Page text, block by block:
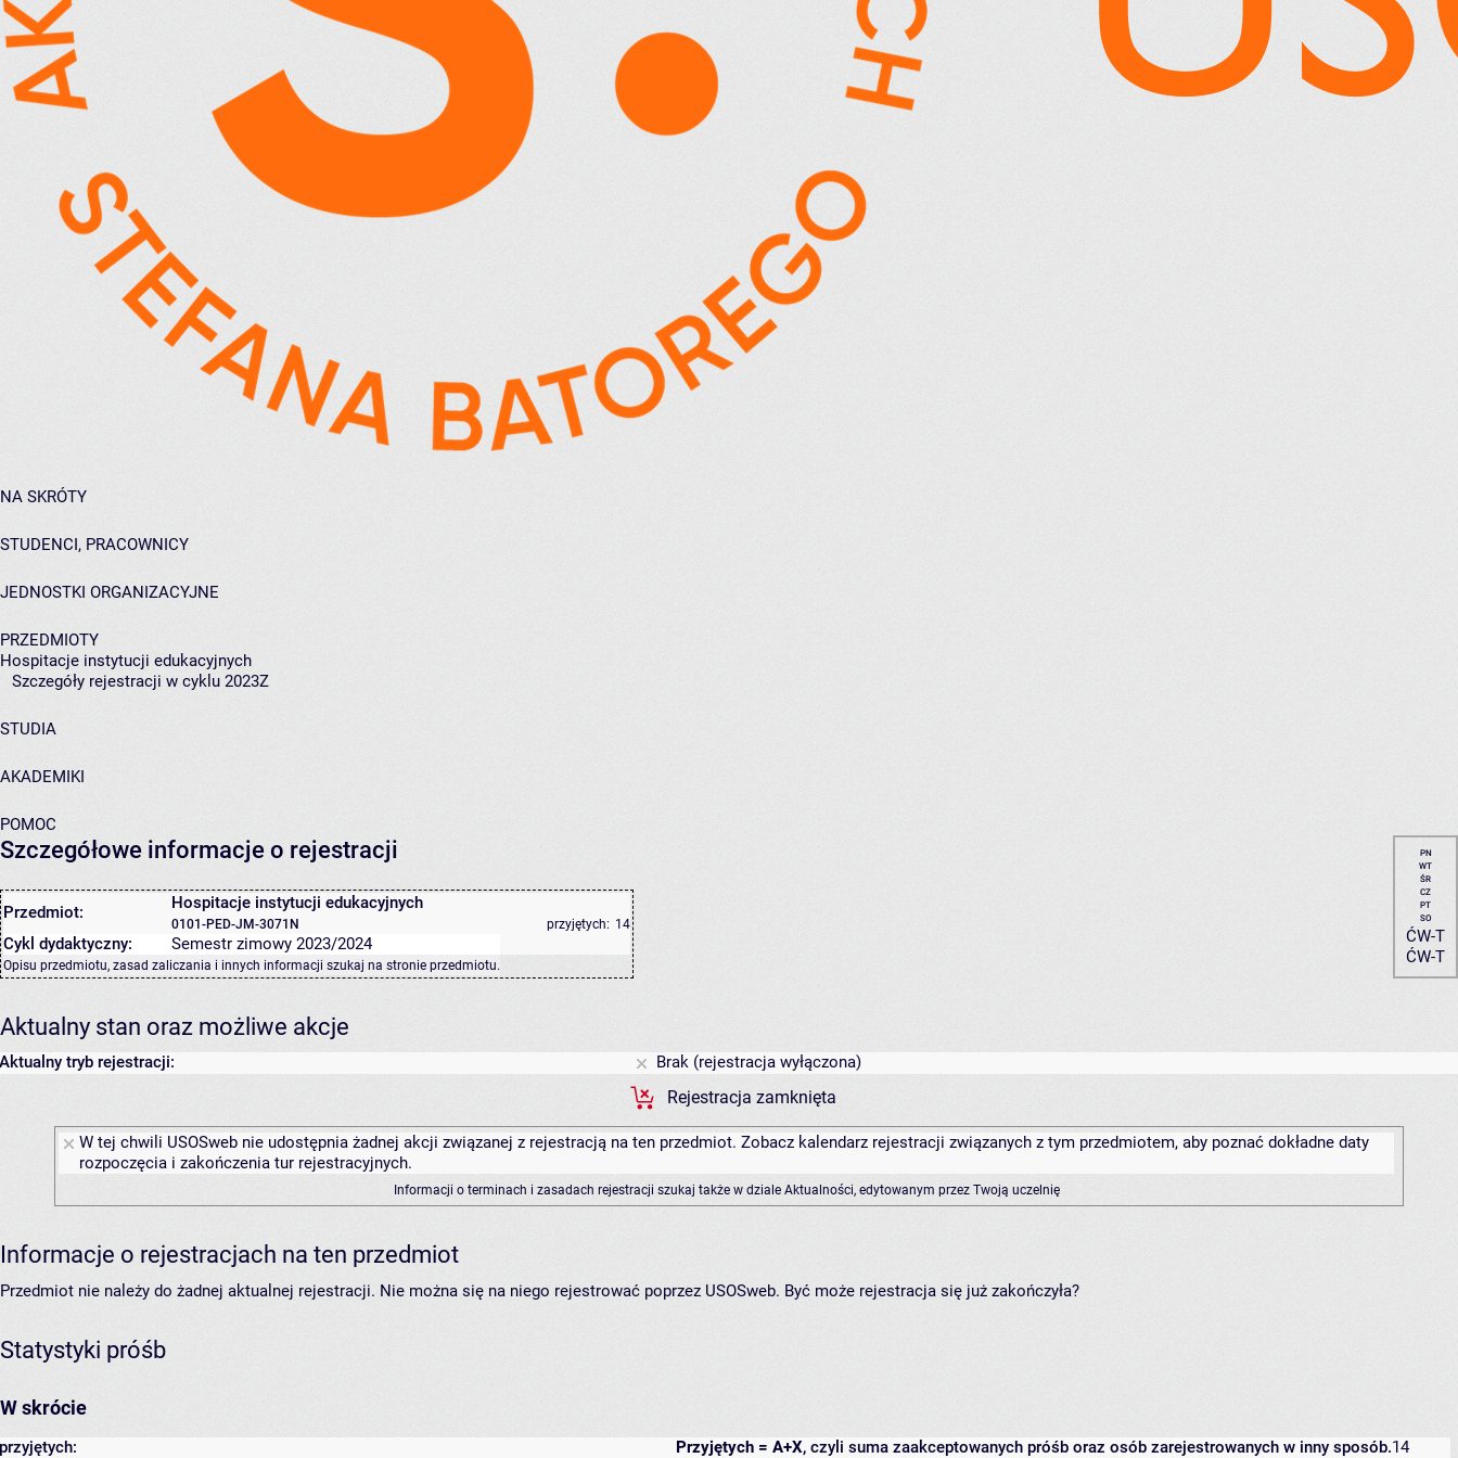
NA SKRÓTY
STUDENCI, PRACOWNICY
JEDNOSTKI ORGANIZACYJNE
PRZEDMIOTY
Hospitacje instytucji edukacyjnych
Szczegóły rejestracji w cyklu 2023Z
STUDIA
AKADEMIKI
POMOC
Szczegółowe informacje o rejestracji
Przedmiot: Hospitacje instytucji edukacyjnych
0101-PED-JM-3071N przyjętych: 14
Cykl dydaktyczny: Semestr zimowy 2023/2024
Opisu przedmiotu, zasad zaliczania i innych informacji szukaj na stronie przedmiotu.
PN
WT
ŚR
CZ
PT
SO
ĆW-T
ĆW-T
Aktualny stan oraz możliwe akcje
Aktualny tryb rejestracji:
Brak (rejestracja wyłączona)
Rejestracja zamknięta
W tej chwili USOSweb nie udostępnia żadnej akcji związanej z rejestracją na ten przedmiot. Zobacz kalendarz rejestracji związanych z tym przedmiotem, aby poznać dokładne daty
rozpoczęcia i zakończenia tur rejestracyjnych.
Informacji o terminach i zasadach rejestracji szukaj także w dziale Aktualności, edytowanym przez Twoją uczelnię
Informacje o rejestracjach na ten przedmiot
Przedmiot nie należy do żadnej aktualnej rejestracji. Nie można się na niego rejestrować poprzez USOSweb. Być może rejestracja się już zakończyła?
Statystyki próśb
W skrócie
Przyjętych = A+X, czyli suma zaakceptowanych próśb oraz osób zarejestrowanych w inny sposób.
przyjętych: 14